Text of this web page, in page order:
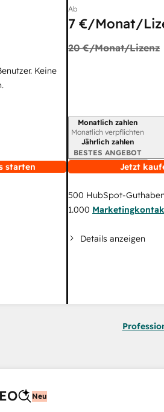
Keine
starten
Ab
7 €/Monat/
20 €/Monat/Lizenz
Abrechnungszeitraum
Monatlich zahlen
Monatlich verpflichten
Jährlich zahlen
BESTES ANGEBOT
Jetzt
500 HubSpot-Guthaben
1.000
Details anzeigen
Neu